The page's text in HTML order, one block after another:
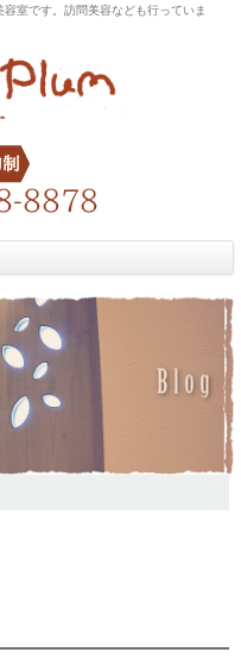
室です。訪問美容なども行っていま